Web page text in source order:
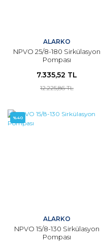
ALARKO
NPVO 25/8-180 Sirkülasyon
Pompası
7.335,52 TL
12.225,86 TL
%40
ALARKO
NPVO 15/8-130 Sirkülasyon
Pompası